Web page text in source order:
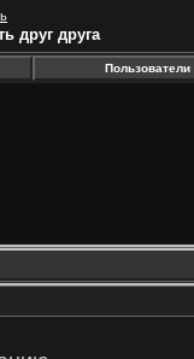
друг друга
Пользователи